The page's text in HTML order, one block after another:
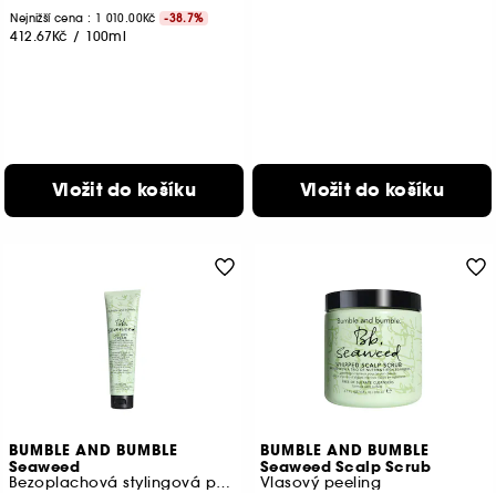
Nejnižší cena : 1 010.00Kč -38.7%
412.67Kč / 100ml
Vložit do košíku Vložit do košíku
BUMBLE AND BUMBLE
Seaweed
Bezoplachová stylingová péče
BUMBLE AND BUMBLE
Seaweed Scalp Scrub
Vlasový peeling